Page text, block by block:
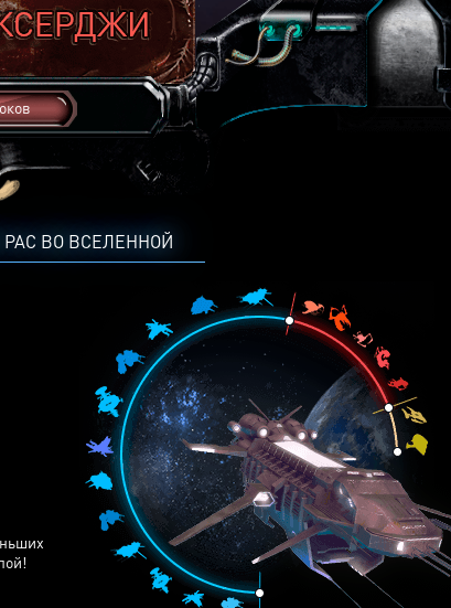
ВО ВСЕЛЕННОЙ